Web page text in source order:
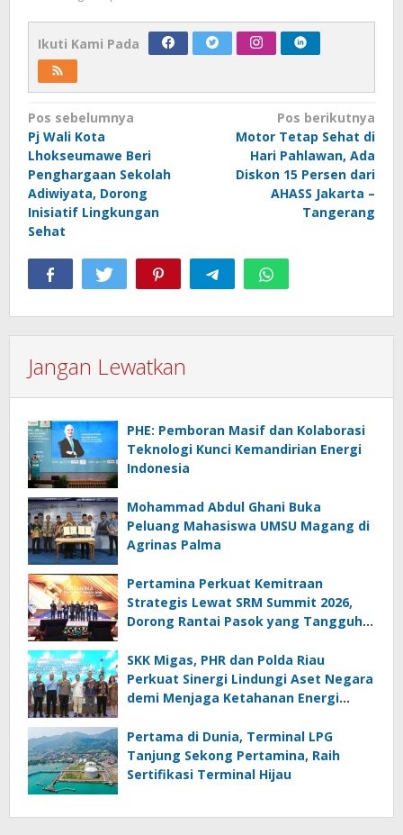
Ikuti Kami Pada
Navigasi
pos
Pos sebelumnya
Pj Wali Kota
Lhokseumawe Beri
Penghargaan Sekolah
Adiwiyata, Dorong
Inisiatif Lingkungan
Sehat
Pos berikutnya
Motor Tetap Sehat di
Hari Pahlawan, Ada
Diskon 15 Persen dari
AHASS Jakarta –
Tangerang
Jangan Lewatkan
PHE: Pemboran Masif dan Kolaborasi
Teknologi Kunci Kemandirian Energi
Indonesia
Mohammad Abdul Ghani Buka
Peluang Mahasiswa UMSU Magang di
Agrinas Palma
Pertamina Perkuat Kemitraan
Strategis Lewat SRM Summit 2026,
Dorong Rantai Pasok yang Tangguh
SKK Migas, PHR dan Polda Riau
Perkuat Sinergi Lindungi Aset Negara
demi Menjaga Ketahanan Energi
Pertama di Dunia, Terminal LPG
Tanjung Sekong Pertamina, Raih
Sertifikasi Terminal Hijau